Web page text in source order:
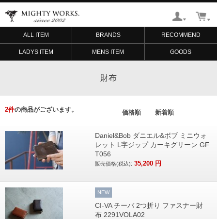
ALL ITEM BRANDS RECOMMEND
LADYS ITEM MENS ITEM GOODS
財布
2件の商品がございます。 価格順 新着順
Daniel&Bob ダニエル&ボブ ミニウォ
レット L字ジップ カーキグリーン GF
T056
販売価格(税込): 35,200 円
NEW
CI-VA チーバ 2つ折り ファスナー財
布 2291VOLA02